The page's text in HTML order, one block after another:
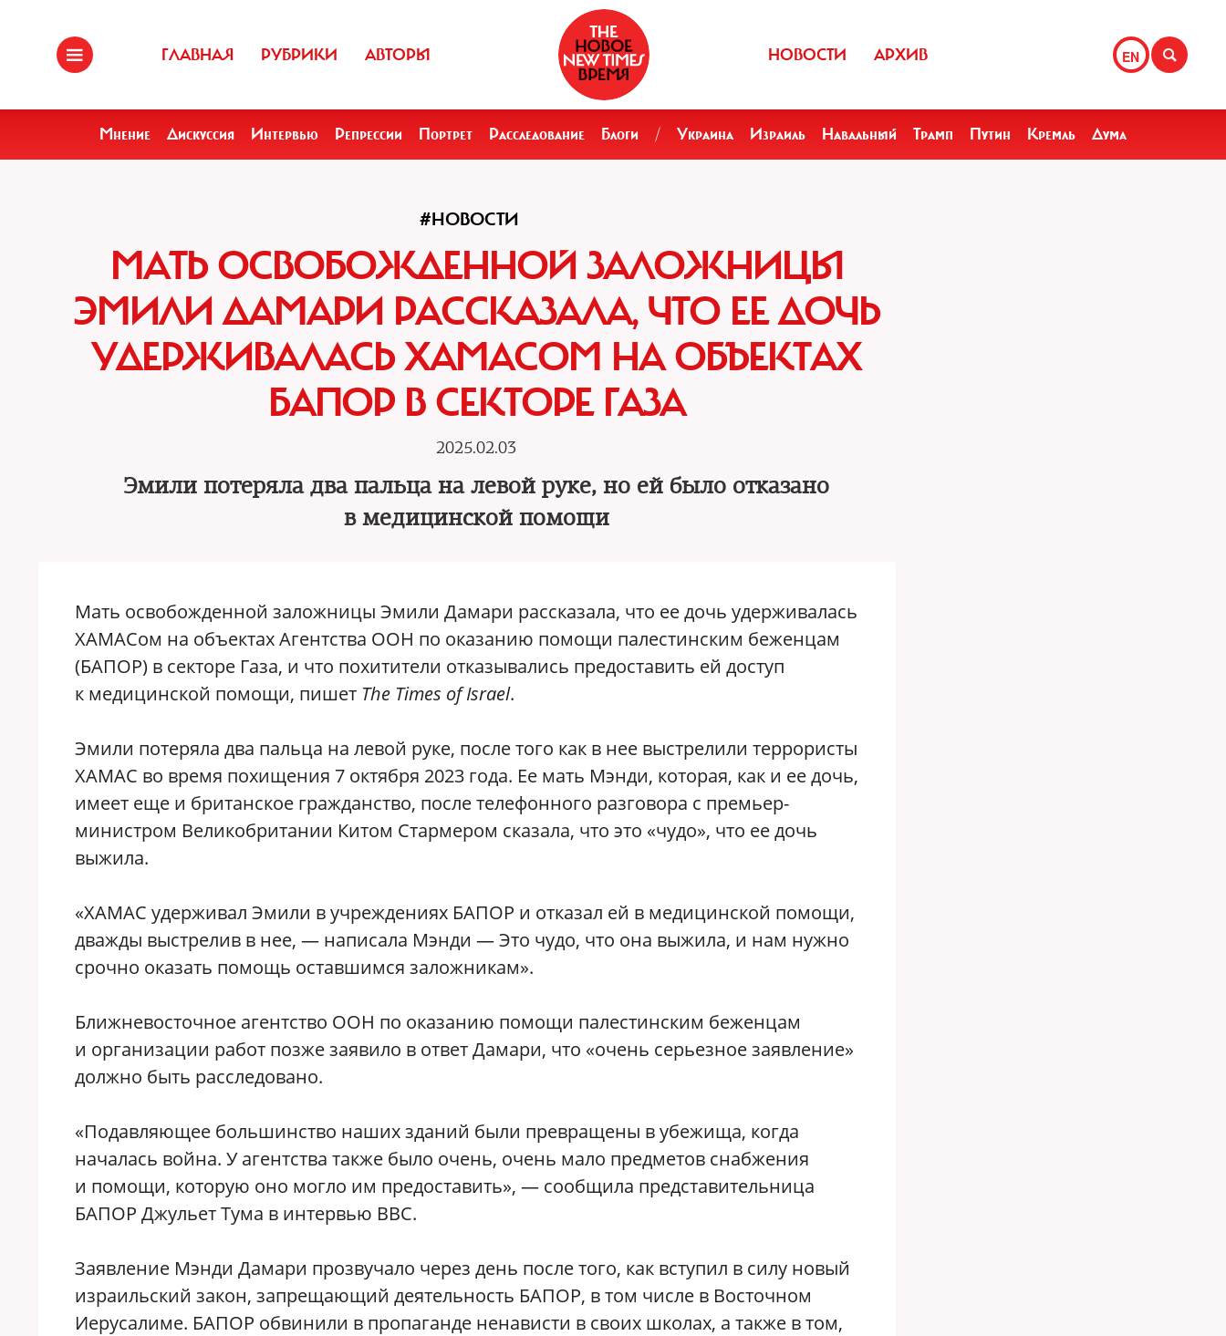
ГЛАВНАЯ РУБРИКИ АВТОРЫ EN
НОВОСТИ АРХИВ
Мнение Дискуссия Интервью Репрессии Портрет Расследование Блоги / Украина Израиль Навальный Трамп Путин Кремль Дума
#НОВОСТИ
МАТЬ ОСВОБОЖДЕННОЙ ЗАЛОЖНИЦЫ
ЭМИЛИ ДАМАРИ РАССКАЗАЛА, ЧТО ЕЕ ДОЧЬ
УДЕРЖИВАЛАСЬ ХАМАСОМ НА ОБЪЕКТАХ
БАПОР В СЕКТОРЕ ГАЗА
2025.02.03
Эмили потеряла два пальца на левой руке, но ей было отказано
в медицинской помощи
Мать освобожденной заложницы Эмили Дамари рассказала, что ее дочь удерживалась
ХАМАСом на объектах Агентства ООН по оказанию помощи палестинским беженцам
(БАПОР) в секторе Газа, и что похитители отказывались предоставить ей доступ
к медицинской помощи, пишет The Times of Israel.
​Эмили потеряла два пальца на левой руке, после того как в нее выстрелили террористы
ХАМАС во время похищения 7 октября 2023 года. Ее мать Мэнди, которая, как и ее дочь,
имеет еще и британское гражданство, после телефонного разговора с премьер-
министром Великобритании Китом Стармером сказала, что это «чудо», что ее дочь
выжила.
​«ХАМАС удерживал Эмили в учреждениях БАПОР и отказал ей в медицинской помощи,
дважды выстрелив в нее, — написала Мэнди — Это чудо, что она выжила, и нам нужно
срочно оказать помощь оставшимся заложникам».
​Ближневосточное агентство ООН по оказанию помощи палестинским беженцам
и организации работ позже заявило в ответ Дамари, что «очень серьезное заявление»
должно быть расследовано.
​«Подавляющее большинство наших зданий были превращены в убежища, когда
началась война. У агентства также было очень, очень мало предметов снабжения
и помощи, которую оно могло им предоставить», — сообщила представительница
БАПОР Джульет Тума в интервью BBC.
​Заявление Мэнди Дамари прозвучало через день после того, как вступил в силу новый
израильский закон, запрещающий деятельность БАПОР, в том числе в Восточном
Иерусалиме. БАПОР обвинили в пропаганде ненависти в своих школах, а также в том,